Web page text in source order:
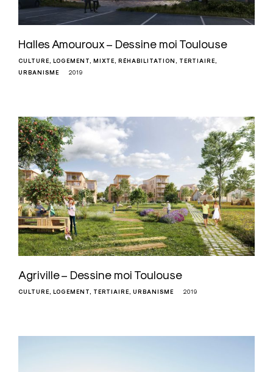
Halles Amouroux – Dessine moi Toulouse
CULTURE LOGEMENT MIXTE RÉHABILITATION
TERTIAIRE
URBANISME
2019
Agriville – Dessine moi Toulouse
CULTURE LOGEMENT TERTIAIRE URBANISME 2019